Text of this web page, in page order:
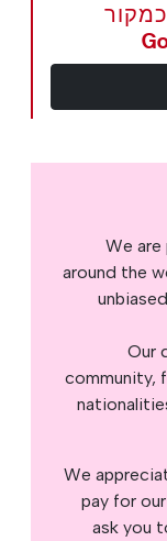
הגדר את The Portugal News כמקור
We
around the
Our
community,
We
pay for
ask you